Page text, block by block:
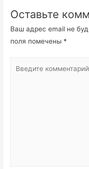
Оставьте
Ваш адрес email не
поля помечены *